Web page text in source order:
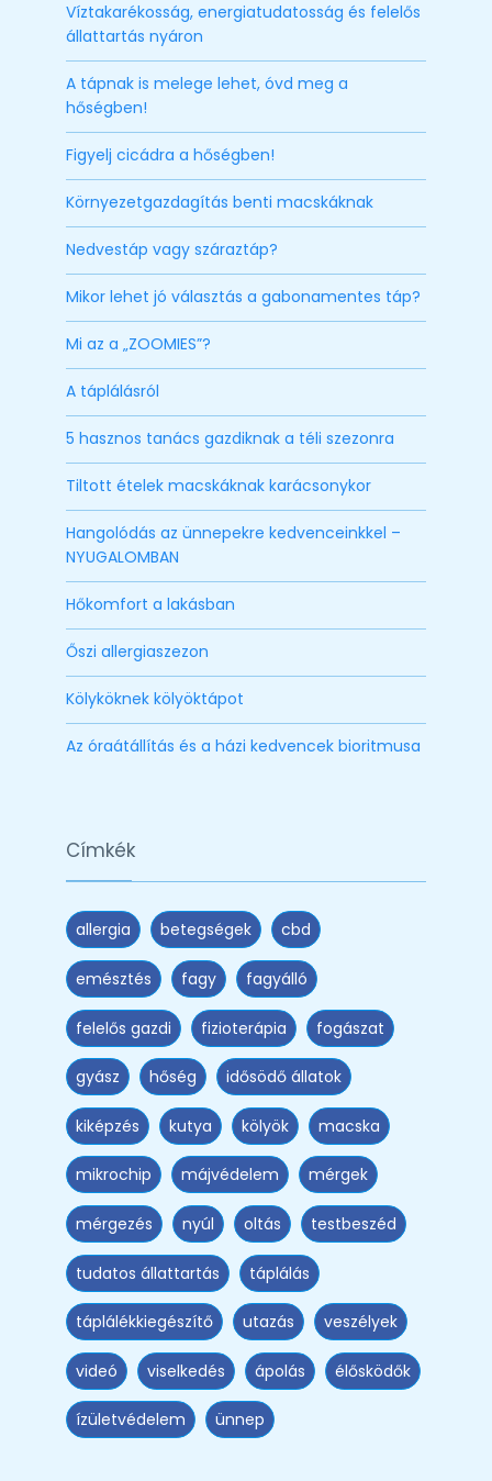
Víztakarékosság, energiatudatosság és felelős
állattartás nyáron
A tápnak is melege lehet, óvd meg a
hőségben!
Figyelj cicádra a hőségben!
Környezetgazdagítás benti macskáknak
Nedvestáp vagy száraztáp?
Mikor lehet jó választás a gabonamentes táp?
Mi az a „ZOOMIES”?
A táplálásról
5 hasznos tanács gazdiknak a téli szezonra
Tiltott ételek macskáknak karácsonykor
Hangolódás az ünnepekre kedvenceinkkel –
NYUGALOMBAN
Hőkomfort a lakásban
Őszi allergiaszezon
Kölyköknek kölyöktápot
Az óraátállítás és a házi kedvencek bioritmusa
Címkék
allergia betegségek cbd
emésztés fagy fagyálló
felelős gazdi fizioterápia fogászat
gyász hőség idősödő állatok
kiképzés kutya kölyök macska
mikrochip májvédelem mérgek
mérgezés nyúl oltás testbeszéd
tudatos állattartás táplálás
táplálékkiegészítő utazás veszélyek
videó viselkedés ápolás élősködők
ízületvédelem ünnep